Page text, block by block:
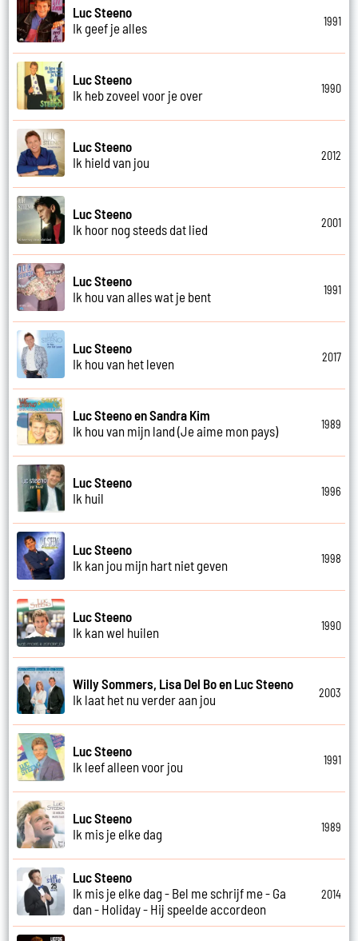
Luc Steeno
Ik geef je alles
1991
Luc Steeno
Ik heb zoveel voor je over
1990
Luc Steeno
Ik hield van jou
2012
Luc Steeno
Ik hoor nog steeds dat lied
2001
Luc Steeno
Ik hou van alles wat je bent
1991
Luc Steeno
Ik hou van het leven
2017
Luc Steeno en Sandra Kim
Ik hou van mijn land (Je aime mon pays)
1989
Luc Steeno
Ik huil
1996
Luc Steeno
Ik kan jou mijn hart niet geven
1998
Luc Steeno
Ik kan wel huilen
1990
Willy Sommers, Lisa Del Bo en Luc Steeno
Ik laat het nu verder aan jou
2003
Luc Steeno
Ik leef alleen voor jou
1991
Luc Steeno
Ik mis je elke dag
1989
Luc Steeno
Ik mis je elke dag - Bel me schrijf me - Ga
dan - Holiday - Hij speelde accordeon
2014